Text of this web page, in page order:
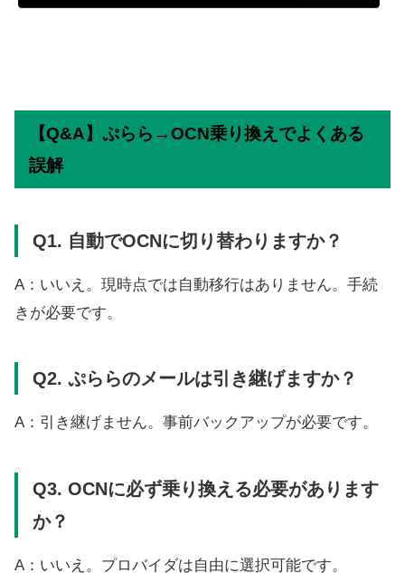
【Q&A】ぷらら→OCN乗り換えでよくある
誤解
Q1. 自動でOCNに切り替わりますか？
A：いいえ。現時点では自動移行はありません。手続
きが必要です。
Q2. ぷららのメールは引き継げますか？
A：引き継げません。事前バックアップが必要です。
Q3. OCNに必ず乗り換える必要があります
か？
A：いいえ。プロバイダは自由に選択可能です。